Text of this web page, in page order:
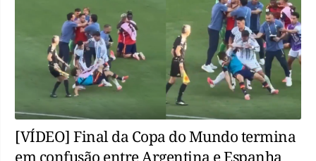
[VÍDEO] Final da Copa do Mundo termina
em confusão entre Argentina e Espanha